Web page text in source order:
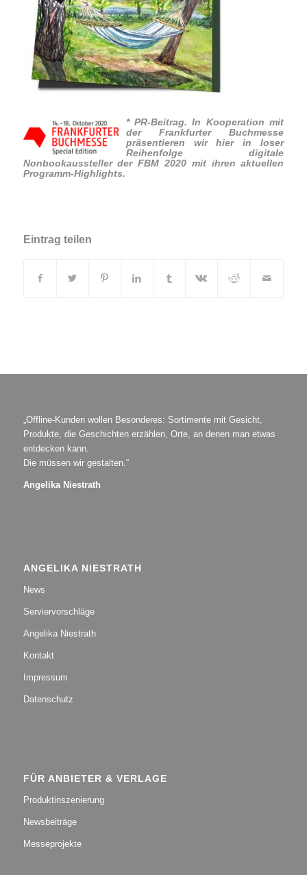
* PR-Beitrag. In Kooperation mit
der Frankfurter Buchmesse
präsentieren wir hier in loser
Reihenfolge digitale
Nonbookaussteller der FBM 2020 mit ihren aktuellen
Programm-Highlights.
Eintrag teilen
„Offline-Kunden wollen Besonderes: Sortimente mit Gesicht,
Produkte, die Geschichten erzählen, Orte, an denen man etwas
entdecken kann.
Die müssen wir gestalten.“
Angelika Niestrath
ANGELIKA NIESTRATH
News
Serviervorschläge
Angelika Niestrath
Kontakt
Impressum
Datenschutz
FÜR ANBIETER & VERLAGE
Produktinszenierung
Newsbeiträge
Messeprojekte